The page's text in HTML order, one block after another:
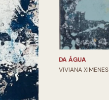
DA ÁGUA
VIVIANA XIMENES